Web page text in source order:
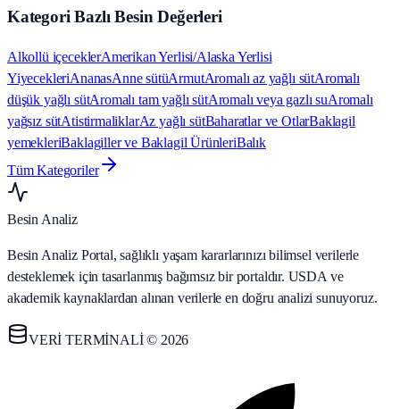
Kategori Bazlı Besin Değerleri
Alkollü içeceklerAmerikan Yerlisi/Alaska Yerlisi
YiyecekleriAnanasAnne sütüArmutAromalı az yağlı sütAromalı
düşük yağlı sütAromalı tam yağlı sütAromalı veya gazlı suAromalı
yağsız sütAtistirmaliklarAz yağlı sütBaharatlar ve OtlarBaklagil
yemekleriBaklagiller ve Baklagil ÜrünleriBalık
Tüm Kategoriler
Besin Analiz
Besin Analiz Portal, sağlıklı yaşam kararlarınızı bilimsel verilerle
desteklemek için tasarlanmış bağımsız bir portaldır. USDA ve
akademik kaynaklardan alınan verilerle en doğru analizi sunuyoruz.
VERİ TERMİNALİ © 2026